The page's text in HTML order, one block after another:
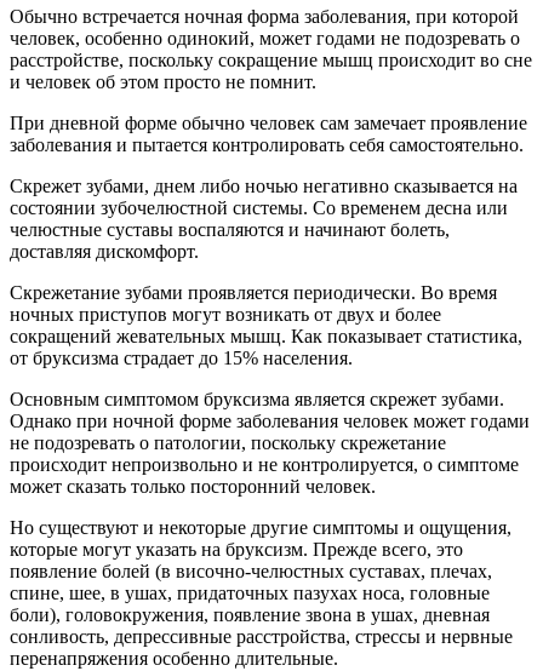
Обычно встречается ночная форма заболевания, при которой
человек, особенно одинокий, может годами не подозревать о
расстройстве, поскольку сокращение мышц происходит во сне
и человек об этом просто не помнит.
При дневной форме обычно человек сам замечает проявление
заболевания и пытается контролировать себя самостоятельно.
Скрежет зубами, днем либо ночью негативно сказывается на
состоянии зубочелюстной системы. Со временем десна или
челюстные суставы воспаляются и начинают болеть,
доставляя дискомфорт.
Скрежетание зубами проявляется периодически. Во время
ночных приступов могут возникать от двух и более
сокращений жевательных мышц. Как показывает статистика,
от бруксизма страдает до 15% населения.
Основным симптомом бруксизма является скрежет зубами.
Однако при ночной форме заболевания человек может годами
не подозревать о патологии, поскольку скрежетание
происходит непроизвольно и не контролируется, о симптоме
может сказать только посторонний человек.
Но существуют и некоторые другие симптомы и ощущения,
которые могут указать на бруксизм. Прежде всего, это
появление болей (в височно-челюстных суставах, плечах,
спине, шее, в ушах, придаточных пазухах носа, головные
боли), головокружения, появление звона в ушах, дневная
сонливость, депрессивные расстройства, стрессы и нервные
перенапряжения особенно длительные.